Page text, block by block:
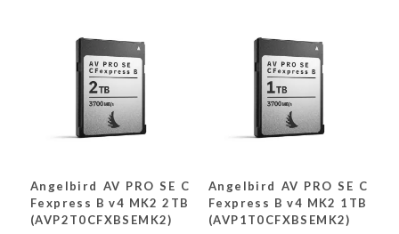
Angelbird AV PRO SE C
Fexpress B v4 MK2 2TB
(AVP2T0CFXBSEMK2)
Angelbird AV PRO SE C
Fexpress B v4 MK2 1TB
(AVP1T0CFXBSEMK2)